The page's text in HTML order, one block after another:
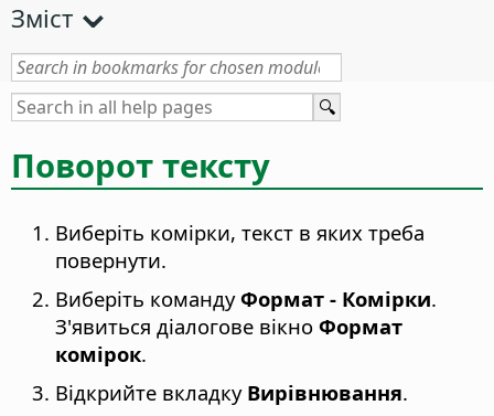
Зміст
Поворот тексту
Виберіть комірки, текст в яких треба
повернути.
Виберіть командуФормат - Комірки.
З'явиться діалогове вікно Формат
комірок.
Відкрийте вкладку Вирівнювання.